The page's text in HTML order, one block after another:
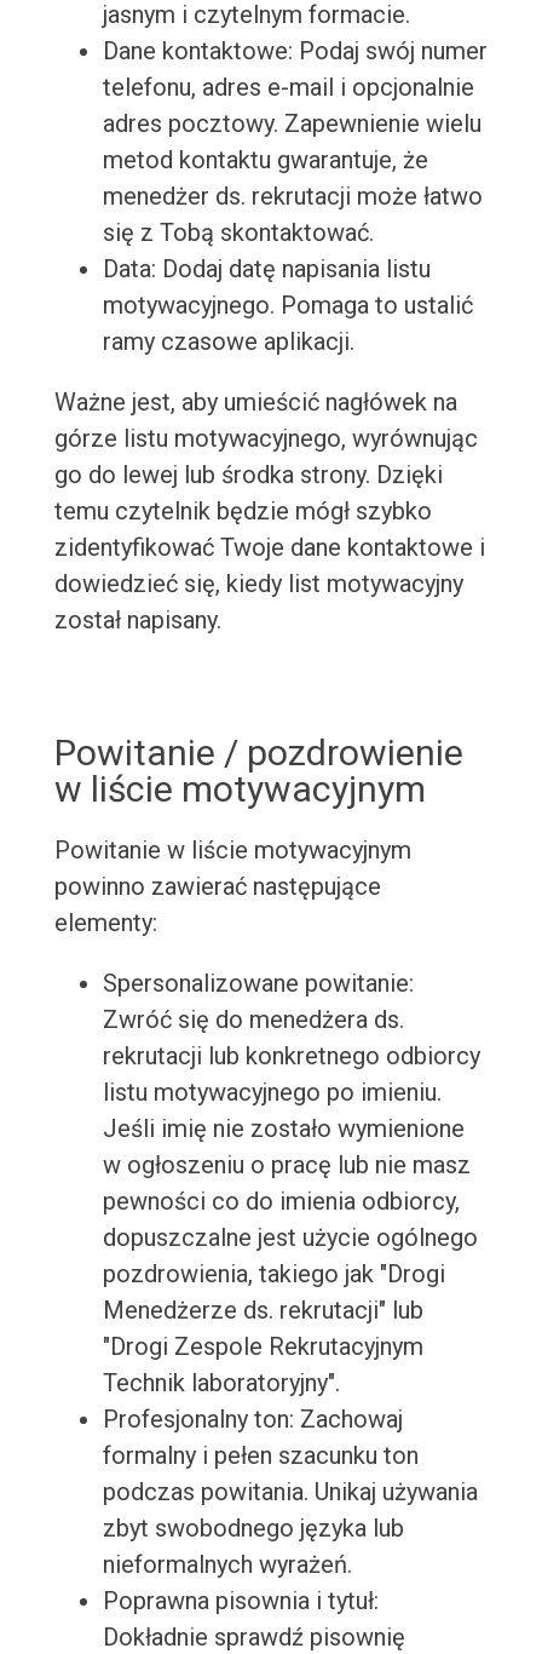
jasnym i czytelnym formacie.
Dane kontaktowe: Podaj swój numer
telefonu, adres e-mail i opcjonalnie
adres pocztowy. Zapewnienie wielu
metod kontaktu gwarantuje, że
menedżer ds. rekrutacji może łatwo
się z Tobą skontaktować.
Data: Dodaj datę napisania listu
motywacyjnego. Pomaga to ustalić
ramy czasowe aplikacji.
Ważne jest, aby umieścić nagłówek na
górze listu motywacyjnego, wyrównując
go do lewej lub środka strony. Dzięki
temu czytelnik będzie mógł szybko
zidentyfikować Twoje dane kontaktowe i
dowiedzieć się, kiedy list motywacyjny
został napisany.
Powitanie / pozdrowienie
w liście motywacyjnym
Powitanie w liście motywacyjnym
powinno zawierać następujące
elementy:
Spersonalizowane powitanie:
Zwróć się do menedżera ds.
rekrutacji lub konkretnego odbiorcy
listu motywacyjnego po imieniu.
Jeśli imię nie zostało wymienione
w ogłoszeniu o pracę lub nie masz
pewności co do imienia odbiorcy,
dopuszczalne jest użycie ogólnego
pozdrowienia, takiego jak "Drogi
Menedżerze ds. rekrutacji" lub
"Drogi Zespole Rekrutacyjnym
Technik laboratoryjny".
Profesjonalny ton: Zachowaj
formalny i pełen szacunku ton
podczas powitania. Unikaj używania
zbyt swobodnego języka lub
nieformalnych wyrażeń.
Poprawna pisownia i tytuł:
Dokładnie sprawdź pisownię